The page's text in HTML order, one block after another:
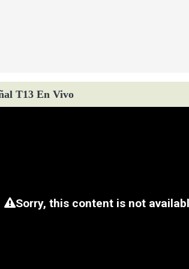
T13 En Vivo